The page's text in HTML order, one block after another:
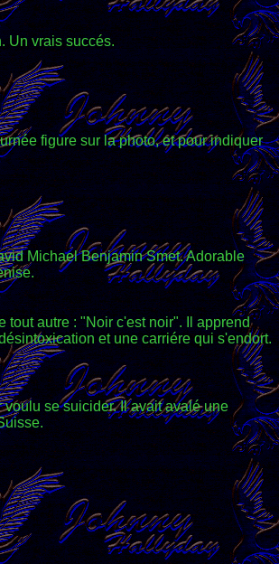
Un vrais succés.
figure sur la photo, et pour indiquer
Michael Benjamin Smet. Adorable
autre : "Noir c'est noir". Il apprend
et une carriére qui s'endort.
se suicider. Il avait avalé une